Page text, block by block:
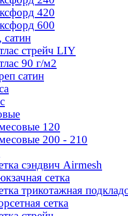
420
600
сатин
стрейч LIY
90 г/м2
сатин
120
200 - 210
сэндвич Airmesh
сетка
трикотажная
сетка